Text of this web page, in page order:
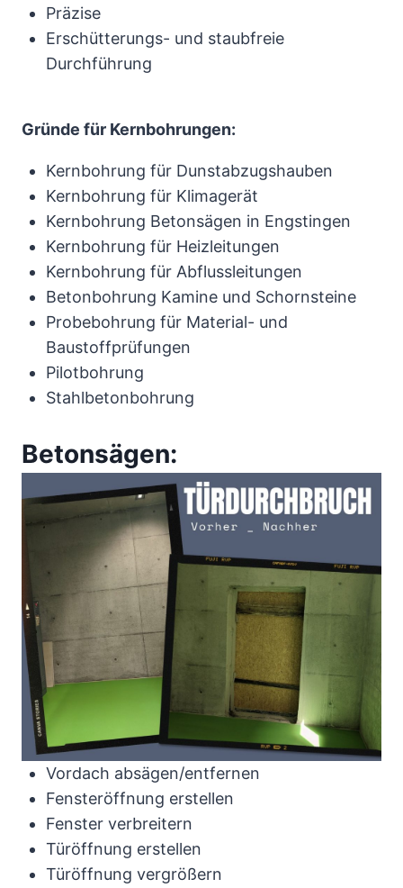
Präzise
Erschütterungs- und staubfreie
Durchführung
Gründe für Kernbohrungen:
Kernbohrung für Dunstabzugshauben
Kernbohrung für Klimagerät
Kernbohrung Betonsägen in Engstingen
Kernbohrung für Heizleitungen
Kernbohrung für Abflussleitungen
Betonbohrung Kamine und Schornsteine
Probebohrung für Material- und
Baustoffprüfungen
Pilotbohrung
Stahlbetonbohrung
Betonsägen:
Vordach absägen/entfernen
Fensteröffnung erstellen
Fenster verbreitern
Türöffnung erstellen
Türöffnung vergrößern